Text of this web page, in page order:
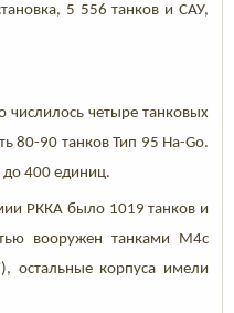
5 556 танков и САУ,
числилось четыре танковых
80-90 танков Тип 95 Ha-Go.
до 400 единиц.
РККА было 1019 танков и
вооружен танками М4с
остальные корпуса имели